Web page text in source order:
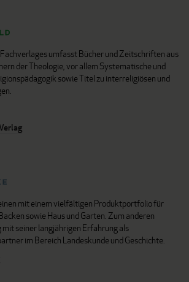
umfasst Bücher und Zeitschriften aus
der Theologie, vor allem Systematische und
sowie Titel zu interreligiösen und
mit einem vielfältigen Produktportfolio für
sowie Haus und Garten. Zum anderen
mit seiner langjährigen Erfahrung als
im Bereich Landeskunde und Geschichte.